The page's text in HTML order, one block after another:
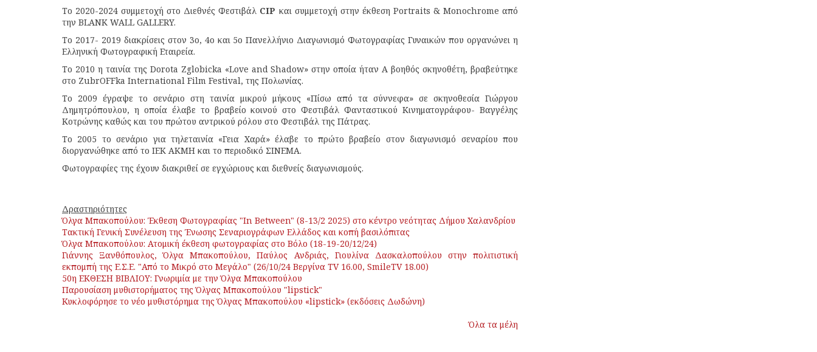
Το 2020-2024 συμμετοχή στο Διεθνές Φεστιβάλ CIP και συμμετοχή στην έκθεση Portraits & Monochrome από
την BLANK WALL GALLERY.
Το 2017- 2019 διακρίσεις στον 3ο, 4ο και 5ο Πανελλήνιο Διαγωνισμό Φωτογραφίας Γυναικών που οργανώνει η
Ελληνική Φωτογραφική Εταιρεία.
Το 2010 η ταινία της Dorota Zglobicka «Love and Shadow» στην οποία ήταν Α βοηθός σκηνοθέτη, βραβεύτηκε
στο ZubrOFFka International Film Festival, της Πολωνίας.
Το 2009 έγραψε το σενάριο στη ταινία μικρού μήκους «Πίσω από τα σύννεφα» σε σκηνοθεσία Γιώργου
Δημητρόπουλου, η οποία έλαβε το βραβείο κοινού στο Φεστιβάλ Φανταστικού Κινηματογράφου- Βαγγέλης
Κοτρώνης καθώς και του πρώτου αντρικού ρόλου στο Φεστιβάλ της Πάτρας.
Το 2005 το σενάριο για τηλεταινία «Γεια Χαρά» έλαβε το πρώτο βραβείο στον διαγωνισμό σεναρίου που
διοργανώθηκε από το ΙΕΚ ΑΚΜΗ και το περιοδικό ΣΙΝΕΜΑ.
Φωτογραφίες της έχουν διακριθεί σε εγχώριους και διεθνείς διαγωνισμούς.
Δραστηριότητες
Όλγα Μπακοπούλου: Έκθεση Φωτογραφίας "In Between" (8-13/2 2025) στο κέντρο νεότητας Δήμου Χαλανδρίου
Τακτική Γενική Συνέλευση της Ένωσης Σεναριογράφων Ελλάδος και κοπή βασιλόπιτας
Όλγα Μπακοπούλου: Ατομική έκθεση φωτογραφίας στο Βόλο (18-19-20/12/24)
Γιάννης Ξανθόπουλος, Όλγα Μπακοπούλου, Παύλος Ανδριάς, Γιουλίνα Δασκαλοπούλου στην πολιτιστική
εκπομπή της Ε.Σ.Ε. "Από το Μικρό στο Μεγάλο" (26/10/24 Βεργίνα TV 16.00, SmileTV 18.00)
50η ΕΚΘΕΣΗ ΒΙΒΛΙΟΥ: Γνωριμία με την Όλγα Μπακοπούλου
Παρουσίαση μυθιστορήματος της Όλγας Μπακοπούλου "lipstick"
Κυκλοφόρησε το νέο μυθιστόρημα της Όλγας Μπακοπούλου «lipstick» (εκδόσεις Δωδώνη)
Όλα τα μέλη